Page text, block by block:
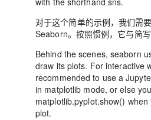
对于这个简单的示例，我们需
Seaborn。按照惯例，它与简写
Behind the scenes, seaborn
draw its plots. For interactive
recommended to use a
in matplotlib mode, or else
matplotlib.pyplot.show()
plot.